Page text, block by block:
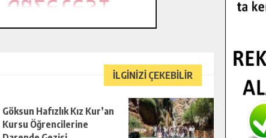
İLGİNİZİ ÇEKEBİLİR
Göksun Hafızlık Kız Kur’an
Kursu Öğrencilerine